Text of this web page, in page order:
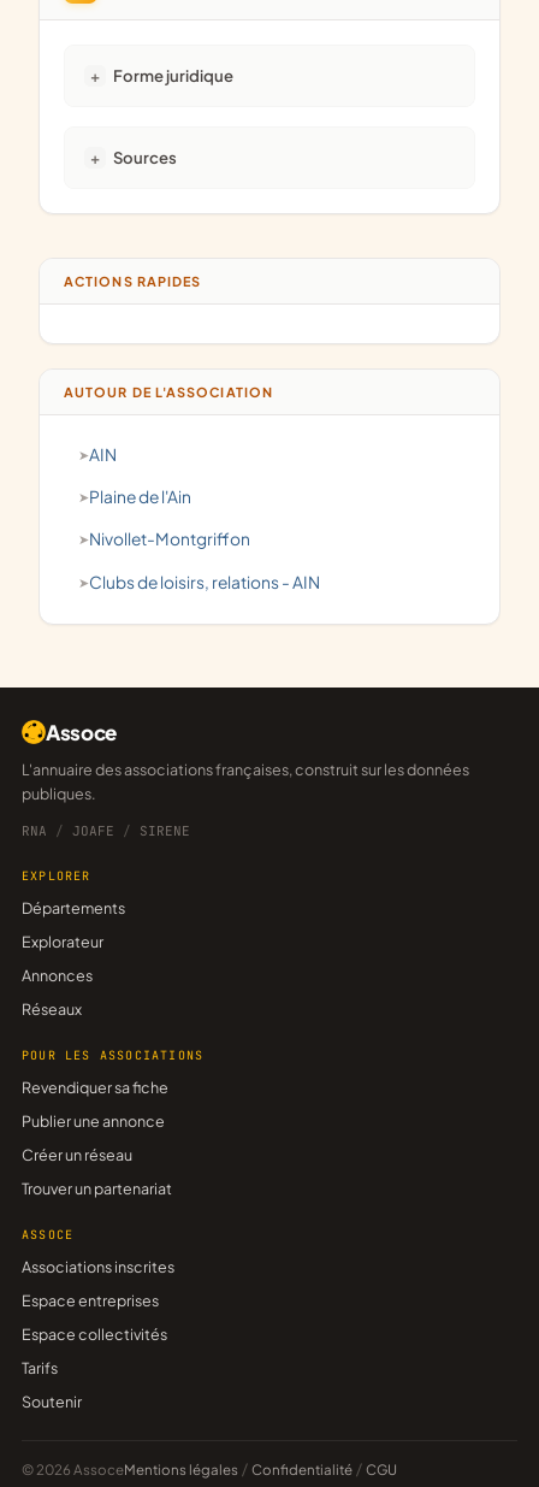
Forme juridique
Sources
ACTIONS RAPIDES
AUTOUR DE L'ASSOCIATION
AIN
Plaine de l'Ain
Nivollet-Montgriffon
clubs de loisirs, relations - AIN
Assoce
L'annuaire des associations françaises, construit sur les données
publiques.
RNA / JOAFE / SIRENE
EXPLORER
Départements
Explorateur
Annonces
Réseaux
POUR LES ASSOCIATIONS
Revendiquer sa fiche
Publier une annonce
Créer un réseau
Trouver un partenariat
ASSOCE
Associations inscrites
Espace entreprises
Espace collectivités
Tarifs
Soutenir
© 2026 AssoceMentions légales / Confidentialité / CGU